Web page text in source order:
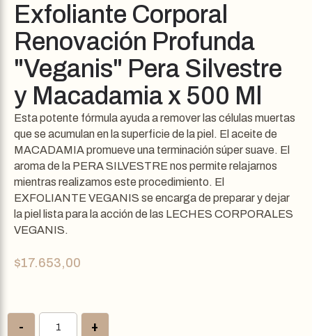
Exfoliante Corporal
Renovación Profunda
"Veganis" Pera Silvestre
y Macadamia x 500 Ml
Esta potente fórmula ayuda a remover las células muertas
que se acumulan en la superficie de la piel. El aceite de
MACADAMIA promueve una terminación súper suave. El
aroma de la PERA SILVESTRE nos permite relajarnos
mientras realizamos este procedimiento. El
EXFOLIANTE VEGANIS se encarga de preparar y dejar
la piel lista para la acción de las LECHES CORPORALES
VEGANIS.
$17.653,00
- +